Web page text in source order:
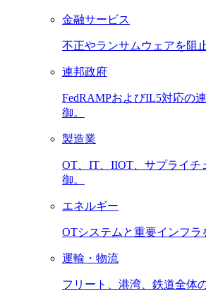
金融サービス
不正やランサムウェアを阻
連邦政府
FedRAMPおよびIL5対応の
御。
製造業
OT、IT、IIOT、サプライチ
御。
エネルギー
OTシステムと重要インフラ
運輸・物流
フリート、港湾、鉄道全体